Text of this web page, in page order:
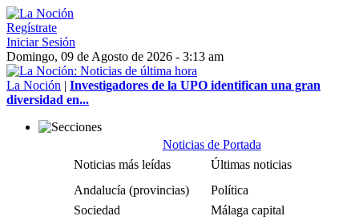
Regístrate
Iniciar Sesión
Domingo, 09 de Agosto de 2026 - 3:13 am
La Noción | Investigadores de la UPO identifican una gran
diversidad en...
Noticias de Portada
Noticias más leídas
Últimas noticias
Andalucía (provincias)
Política
Sociedad
Málaga capital